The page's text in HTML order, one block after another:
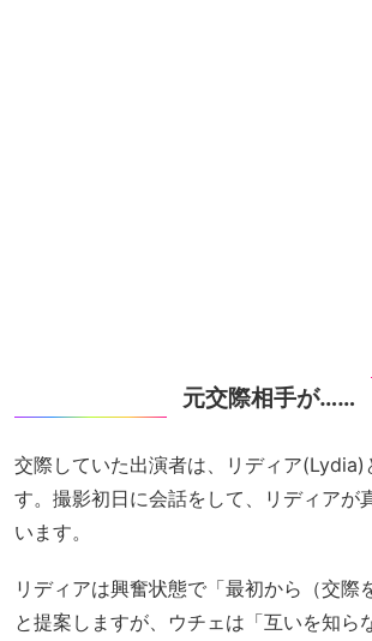
元交際相手が……
交際していた出演者は、リディア
す。撮影初日に会話をして、リディアが
います。
リディアは興奮状態で「最初から（交際
と提案しますが、ウチェは「互いを知ら